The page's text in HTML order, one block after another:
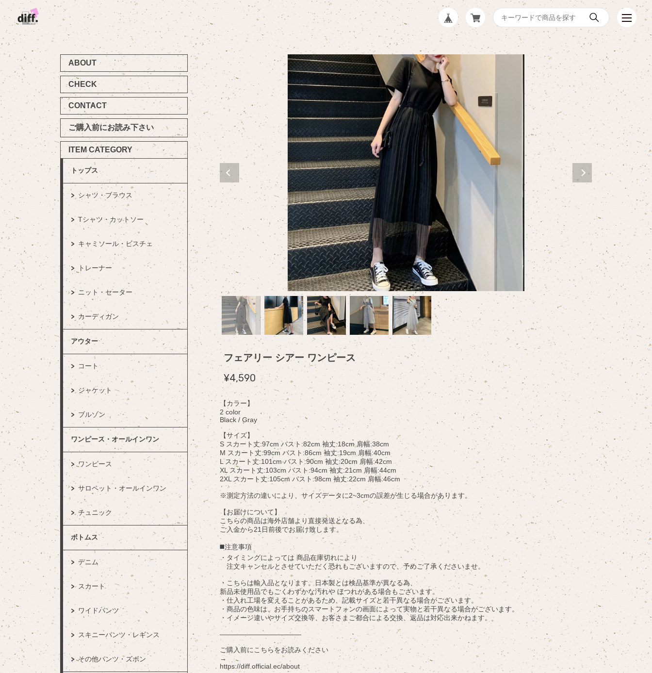
ABOUT
CHECK
CONTACT
ご購入前にお読み下さい
ITEM CATEGORY
トップス
シャツ・ブラウス
Tシャツ・カットソー
キャミソール・ビスチェ
トレーナー
ニット・セーター
カーディガン
アウター
コート
ジャケット
ブルゾン
ワンピース・オールインワン
ワンピース
サロペット・オールインワン
チュニック
ボトムス
デニム
スカート
ワイドパンツ
スキニーパンツ・レギンス
その他パンツ・ズボン
フェアリー シアー ワンピース
¥4,590
【カラー】
2 color
Black / Gray
【サイズ】
S スカート丈:97cm バスト:82cm 袖丈:18cm 肩幅:38cm
M スカート丈:99cm バスト:86cm 袖丈:19cm 肩幅:40cm
L スカート丈:101cm バスト:90cm 袖丈:20cm 肩幅:42cm
XL スカート丈:103cm バスト:94cm 袖丈:21cm 肩幅:44cm
2XL スカート丈:105cm バスト:98cm 袖丈:22cm 肩幅:46cm
※測定方法の違いにより、サイズデータに2~3cmの誤差が生じる場合があります。
【お届けについて】
こちらの商品は海外店舗より直接発送となる為、
ご入金から21日前後でお届け致します。
◼️注意事項
・タイミングによっては 商品在庫切れにより
注文キャンセルとさせていただく恐れもございますので、予めご了承くださいませ。
・こちらは輸入品となります。日本製とは検品基準が異なる為、
新品未使用品でもごくわずかな汚れや ほつれがある場合もございます。
・仕入れ工場を変えることがあるため、記載サイズと若干異なる場合がございます。
・商品の色味は、お手持ちのスマートフォンの画面によって実物と若干異なる場合がございます。
・イメージ違いやサイズ交換等、お客さまご都合による交換、返品は対応出来かねます。
————————————
ご購入前にこちらをお読みください
→
https://diff.official.ec/about